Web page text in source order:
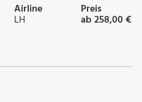
Airline
LH
Preis
ab 258,00 €